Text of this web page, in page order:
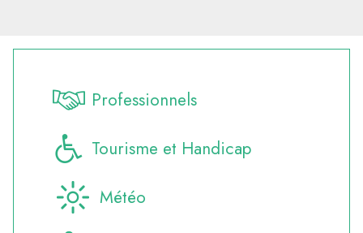
Professionnels
Tourisme et Handicap
Météo